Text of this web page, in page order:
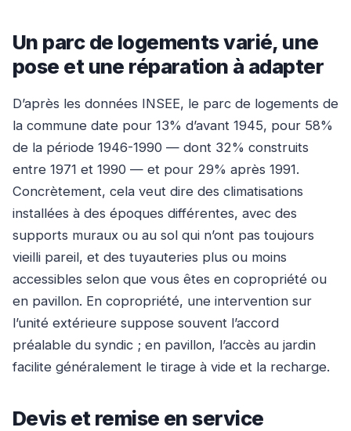
Un parc de logements varié, une
pose et une réparation à adapter
D’après les données INSEE, le parc de logements de
la commune date pour 13% d’avant 1945, pour 58%
de la période 1946-1990 — dont 32% construits
entre 1971 et 1990 — et pour 29% après 1991.
Concrètement, cela veut dire des climatisations
installées à des époques différentes, avec des
supports muraux ou au sol qui n’ont pas toujours
vieilli pareil, et des tuyauteries plus ou moins
accessibles selon que vous êtes en copropriété ou
en pavillon. En copropriété, une intervention sur
l’unité extérieure suppose souvent l’accord
préalable du syndic ; en pavillon, l’accès au jardin
facilite généralement le tirage à vide et la recharge.
Devis et remise en service